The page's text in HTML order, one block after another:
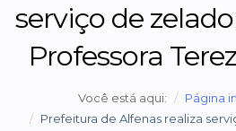
serviço de
Professora
Você está aqui: Página
Prefeitura de Alfenas realiza